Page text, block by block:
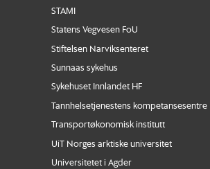
STAMI
Statens Vegvesen FoU
Stiftelsen Narviksenteret
Sunnaas sykehus
Sykehuset Innlandet HF
Tannhelsetjenestens kompetansesentre
Transportøkonomisk institutt
UiT Norges arktiske universitet
Universitetet i Agder